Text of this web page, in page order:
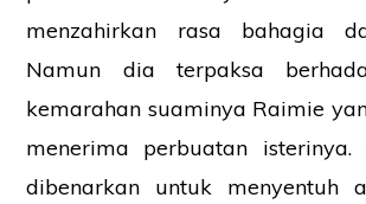
menzahirkan rasa bahagia
Namun dia terpaksa
kemarahan suaminya Raimie
menerima perbuatan isterinya.
dibenarkan untuk menyentuh